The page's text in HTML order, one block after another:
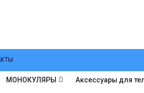
МОНОКУЛЯРЫ Аксессуары для